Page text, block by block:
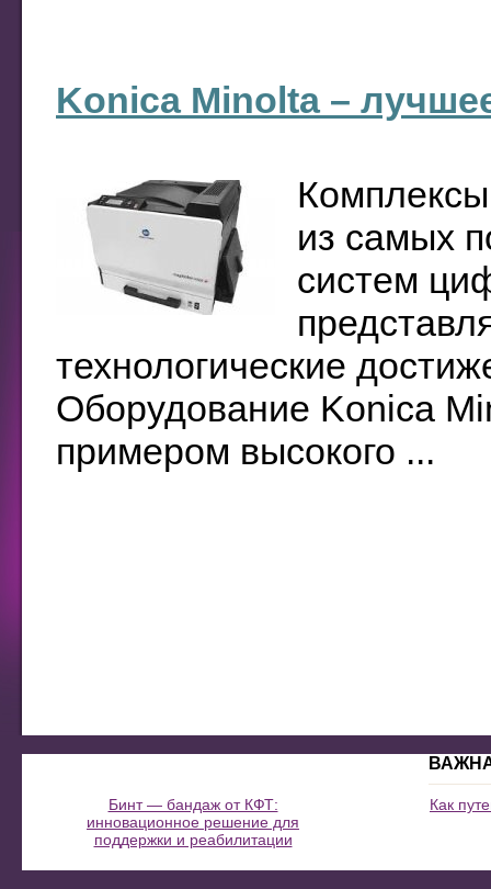
Konica Minolta –
из самых
систем
технологические
Оборудование Konica
примером высокого ...
Бинт — бандаж от КФТ:
инновационное решение для
поддержки и реабилитации
Как